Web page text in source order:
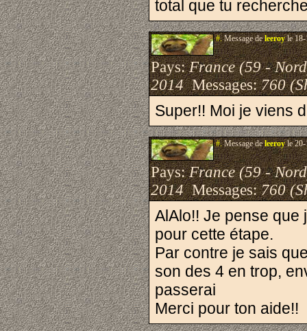
total que tu
#.Message deleeroyle 18-
Pays:France (59 -
2014Messages:760
Super!! Moi je viens
#.Message deleeroyle 20-
Pays:France (59 -
2014Messages:760
AlAlo!! Je pense que
pour cette étape.
Par contre je sais
son des 4 en trop,
passerai
Merci pour ton aide!!